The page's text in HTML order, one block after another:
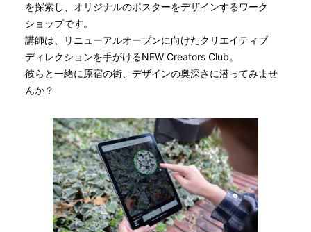
を探索し、オリジナルのポスターをデザインするワーク
ショップです。
講師は、リニューアルオープンに向けたクリエイティブ
ディレクションを手がけるNEW Creators Club。
彼らと一緒に原宿の街、デザインの奥深さに潜ってみませ
んか？